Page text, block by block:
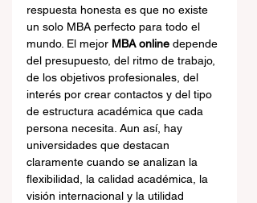
respuesta honesta es que no existe
un solo MBA perfecto para todo el
mundo. El mejor MBA online depende
del presupuesto, del ritmo de trabajo,
de los objetivos profesionales, del
interés por crear contactos y del tipo
de estructura académica que cada
persona necesita. Aun así, hay
universidades que destacan
claramente cuando se analizan la
flexibilidad, la calidad académica, la
visión internacional y la utilidad